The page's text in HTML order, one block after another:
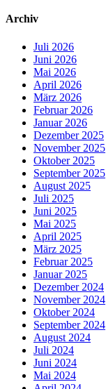
Archiv
Juli 2026
Juni 2026
Mai 2026
April 2026
März 2026
Februar 2026
Januar 2026
Dezember 2025
November 2025
Oktober 2025
September 2025
August 2025
Juli 2025
Juni 2025
Mai 2025
April 2025
März 2025
Februar 2025
Januar 2025
Dezember 2024
November 2024
Oktober 2024
September 2024
August 2024
Juli 2024
Juni 2024
Mai 2024